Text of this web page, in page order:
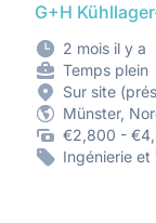
G+H
2 mois il y a
Temps plein
Sur site
Münster,
€2,800 -
Ingénierie et